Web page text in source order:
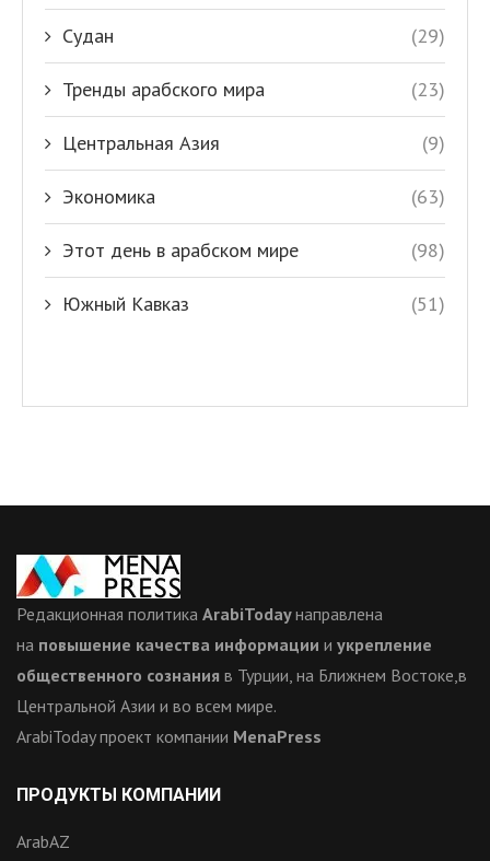
Судан (29)
Тренды арабского мира (23)
Центральная Азия (9)
Экономика (63)
Этот день в арабском мире (98)
Южный Кавказ (51)
Редакционная политика ArabiTodayнаправлена
на повышение качества информации и укрепление
общественного сознания в Турции, на Ближнем Востоке,в
Центральной Азии и во всем мире.
ArabiToday проект компании MenaPress
ПРОДУКТЫ КОМПАНИИ
ArabAZ